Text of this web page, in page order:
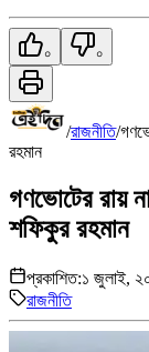
০ ০
/রাজনীতি/
রহমান
গণভোটের রায়
শফিকুর রহমান
প্রকাশিত:১ জুলাই,
রাজনীতি